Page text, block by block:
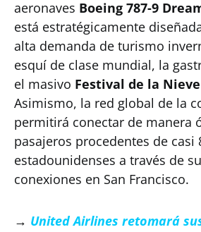
aeronaves Boeing 787-9
está estratégicamente
alta demanda de turismo
esquí de clase mundial, la
el masivo Festival de la
Asimismo, la red global de la
permitirá conectar de manera
pasajeros procedentes de casi
estadounidenses a través de
conexiones en San Francisco.
→ United Airlines retomará